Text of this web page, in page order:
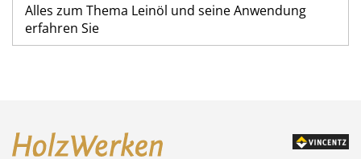
Alles zum Thema Leinöl und seine Anwendung
erfahren Sie